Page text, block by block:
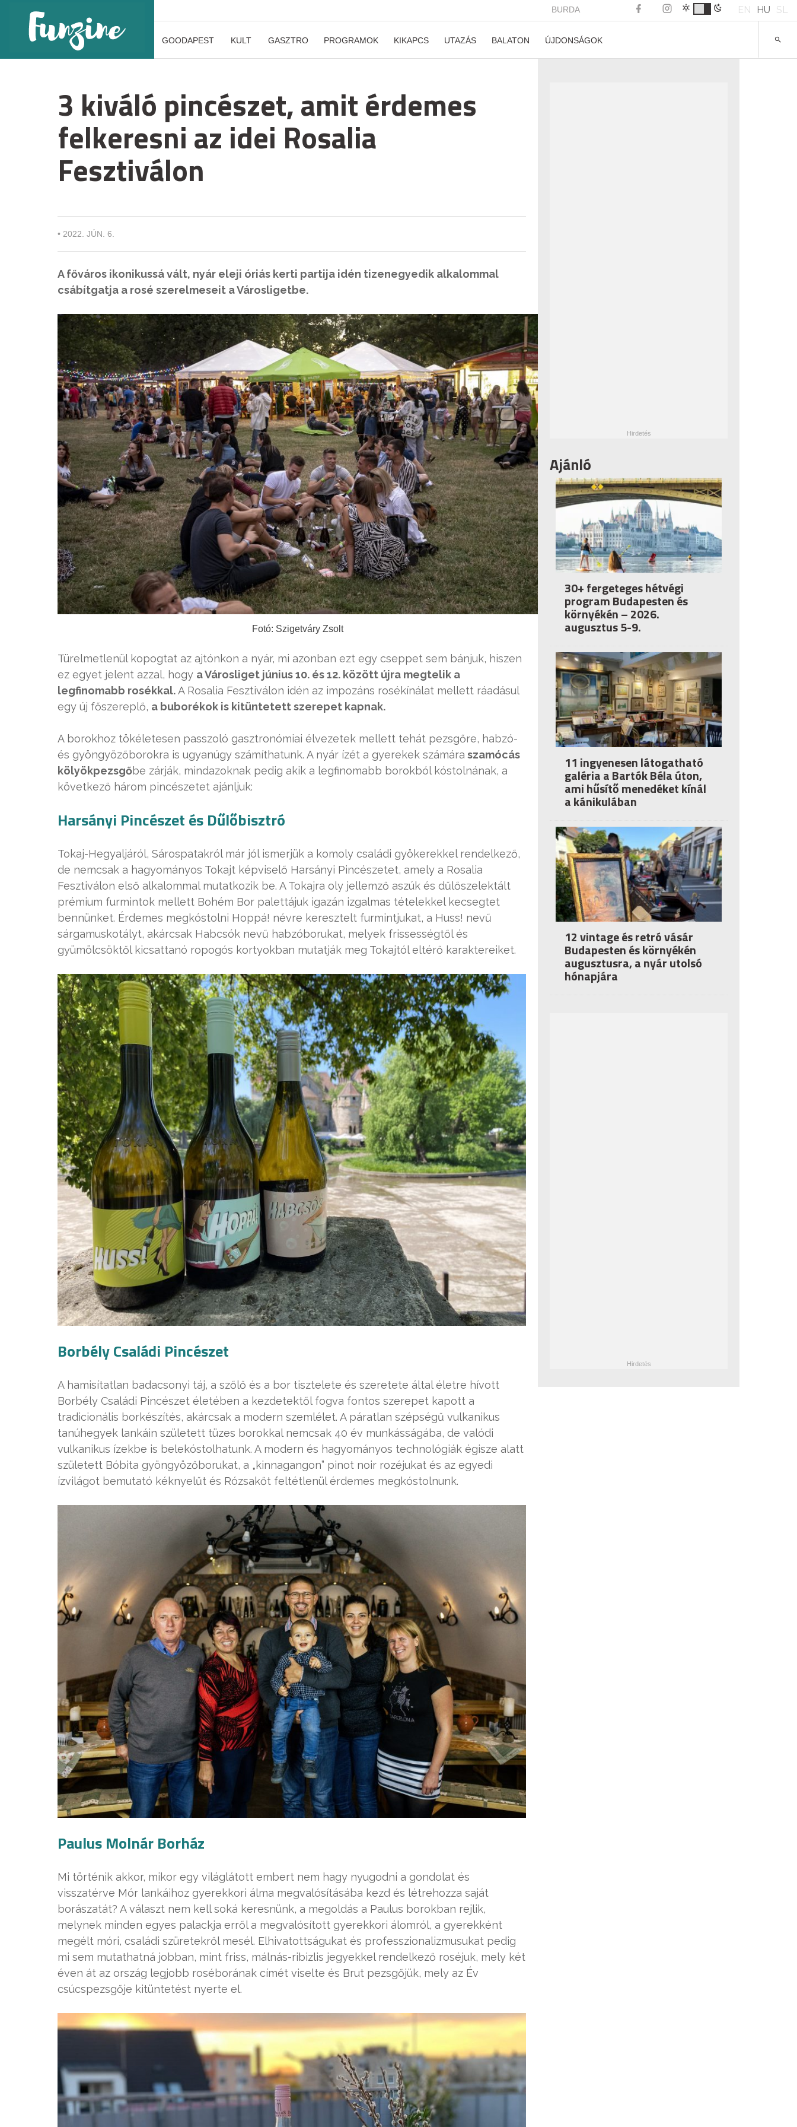
BURDA EN HU SL
GOODAPEST KULT GASZTRO PROGRAMOK KIKAPCS UTAZÁS BALATON ÚJDONSÁGOK
3 kiváló pincészet, amit érdemes
felkeresni az idei Rosalia
Fesztiválon
• 2022. JÚN. 6.
A főváros ikonikussá vált, nyár eleji óriás kerti partija idén tizenegyedik alkalommal
csábítgatja a rosé szerelmeseit a Városligetbe.
Fotó: Szigetváry Zsolt
Türelmetlenül kopogtat az ajtónkon a nyár, mi azonban ezt egy cseppet sem bánjuk, hiszen
ez egyet jelent azzal, hogy a Városliget június 10. és 12. között újra megtelik a
legfinomabb rosékkal.A Rosalia Fesztiválon idén az impozáns rosékínálat mellett ráadásul
egy új főszereplő, a buborékok is kitüntetett szerepet kapnak.
A borokhoz tökéletesen passzoló gasztronómiai élvezetek mellett tehát pezsgőre, habzó-
és gyöngyözőborokra is ugyanúgy számíthatunk. A nyár ízét a gyerekek számára szamócás
kölyökpezsgőbe zárják, mindazoknak pedig akik a legfinomabb borokból kóstolnának, a
következő három pincészetet ajánljuk:
Harsányi Pincészet és Dűlőbisztró
Tokaj-Hegyaljáról, Sárospatakról már jól ismerjük a komoly családi gyökerekkel rendelkező,
de nemcsak a hagyományos Tokajt képviselő Harsányi Pincészetet, amely a Rosalia
Fesztiválon első alkalommal mutatkozik be. A Tokajra oly jellemző aszúk és dűlőszelektált
prémium furmintok mellett Bohém Bor palettájuk igazán izgalmas tételekkel kecsegtet
bennünket. Érdemes megkóstolni Hoppá! névre keresztelt furmintjukat, a Huss! nevű
sárgamuskotályt, akárcsak Habcsók nevű habzóborukat, melyek frissességtől és
gyümölcsöktől kicsattanó ropogós kortyokban mutatják meg Tokajtól eltérő karaktereiket.
Borbély Családi Pincészet
A hamisítatlan badacsonyi táj, a szőlő és a bor tisztelete és szeretete által életre hívott
Borbély Családi Pincészet életében a kezdetektől fogva fontos szerepet kapott a
tradicionális borkészítés, akárcsak a modern szemlélet. A páratlan szépségű vulkanikus
tanúhegyek lankáin született tüzes borokkal nemcsak 40 év munkásságába, de valódi
vulkanikus ízekbe is belekóstolhatunk. A modern és hagyományos technológiák égisze alatt
született Bóbita gyöngyözőborukat, a „kinnagangon” pinot noir rozéjukat és az egyedi
ízvilágot bemutató kéknyelűt és Rózsakőt feltétlenül érdemes megkóstolnunk.
Paulus Molnár Borház
Mi történik akkor, mikor egy világlátott embert nem hagy nyugodni a gondolat és
visszatérve Mór lankáihoz gyerekkori álma megvalósításába kezd és létrehozza saját
borászatát? A választ nem kell soká keresnünk, a megoldás a Paulus borokban rejlik,
melynek minden egyes palackja erről a megvalósított gyerekkori álomról, a gyerekként
megélt móri, családi szüretekről mesél. Elhivatottságukat és professzionalizmusukat pedig
mi sem mutathatná jobban, mint friss, málnás-ribizlis jegyekkel rendelkező roséjuk, mely két
éven át az ország legjobb roséborának címét viselte és Brut pezsgőjük, mely az Év
csúcspezsgője kitüntetést nyerte el.
Ajánló
30+ fergeteges hétvégi
program Budapesten és
környékén – 2026.
augusztus 5-9.
11 ingyenesen látogatható
galéria a Bartók Béla úton,
ami hűsítő menedéket kínál
a kánikulában
12 vintage és retró vásár
Budapesten és környékén
augusztusra, a nyár utolsó
hónapjára